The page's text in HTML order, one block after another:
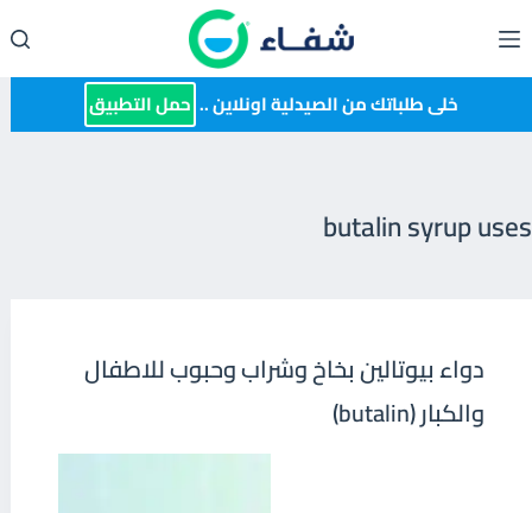
إلى
المحتوى خلى طلباتك من الصيدلية اونلاين .. حمل التطبيق
butalin syrup uses
دواء بيوتالين بخاخ وشراب وحبوب للاطفال
والكبار (butalin)